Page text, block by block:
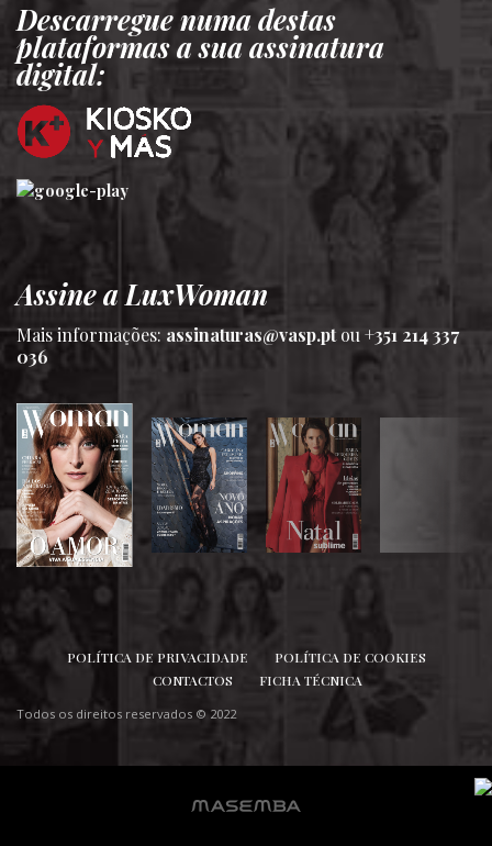
SIGA-NOS
Descarregue numa destas
plataformas a sua assinatura
digital:
Assine a LuxWoman
Mais informações:assinaturas@vasp.ptou +351 214 337
036
POLÍTICA DE PRIVACIDADE
POLÍTICA DE COOKIES
CONTACTOS
FICHA TÉCNICA
Todos os direitos reservados © 2022